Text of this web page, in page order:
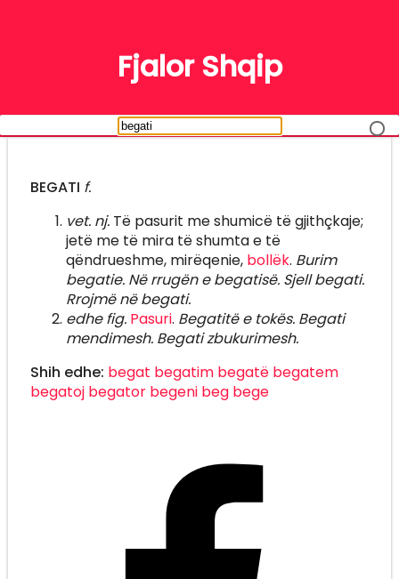
Fjalor Shqip
BEGATI f.
vet. nj.Të pasurit me shumicë të gjithçkaje;
jetë me të mira të shumta e të
qëndrueshme, mirëqenie, bollëk. Burim
begatie. Në rrugën e begatisë. Sjell begati.
Rrojmë në begati.
edhe fig. Pasuri. Begatitë e tokës. Begati
mendimesh. Begati zbukurimesh.
Shih edhe: begat begatim begatë begatem
begatoj begator begeni beg bege